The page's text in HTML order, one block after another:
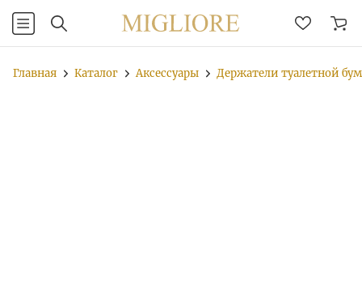
Главная Каталог Аксессуары Держатели туалетной